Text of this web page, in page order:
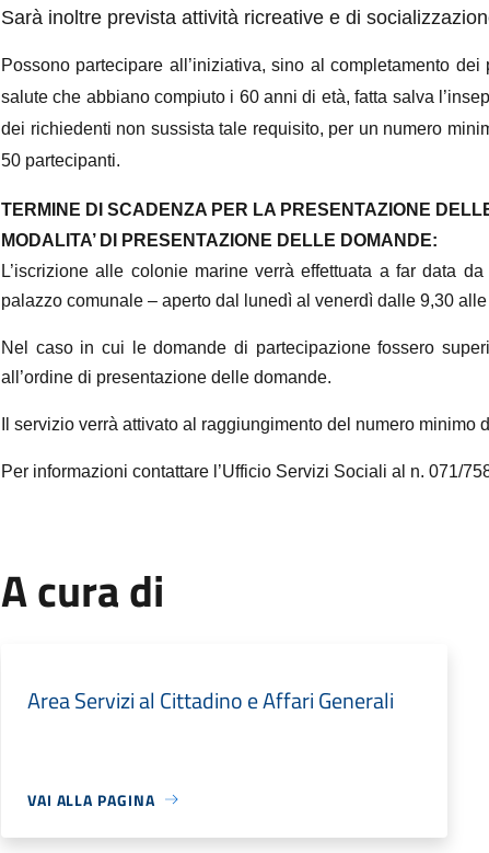
Sarà inoltre prevista attività ricreative e di
Possono partecipare all’iniziativa, sino al completamento
salute che abbiano compiuto i 60 anni di età, fatta salva
dei richiedenti non sussista tale requisito, per un numero
50 partecipanti.
TERMINE DI SCADENZA PER LA PRESENTAZIONE
MODALITA’ DI PRESENTAZIONE DELLE DOMANDE:
L’iscrizione alle colonie marine verrà effettuata a far data
palazzo comunale – aperto dal lunedì al venerdì dalle 9,30
Nel caso in cui le domande di partecipazione fossero
all’ordine di presentazione delle domande.
Il servizio verrà attivato al raggiungimento del numero minimo
Per informazioni contattare l’Ufficio Servizi Sociali al n. 071/
A cura di
Area Servizi al Cittadino e Affari Generali
VAI ALLA PAGINA